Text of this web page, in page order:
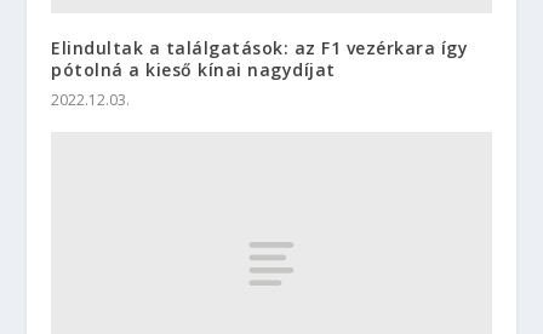
Elindultak a találgatások: az F1 vezérkara így
pótolná a kieső kínai nagydíjat
2022.12.03.